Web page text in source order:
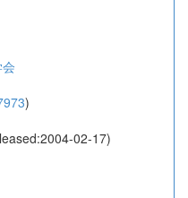
)
02-17)